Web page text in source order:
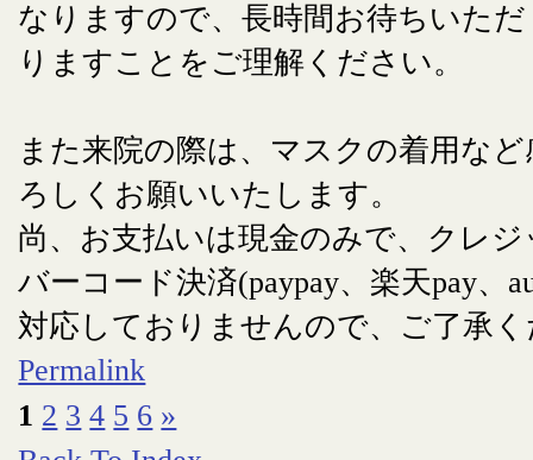
なりますので、長時間お待ちいた
りますことをご理解ください。
また来院の際は、マスクの着用な
ろしくお願いいたします。
尚、お支払いは現金のみで、クレ
バーコード決済(paypay、楽天pay、
対応しておりませんので、ご了承
Permalink
1 2 3 4 5 6 »